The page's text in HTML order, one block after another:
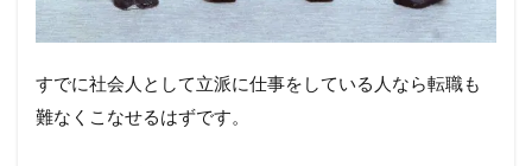
すでに社会人として立派に仕事をしている人なら転職も
難なくこなせるはずです。